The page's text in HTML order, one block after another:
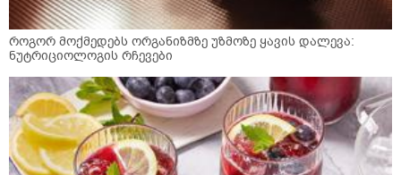
როგორ მოქმედებს ორგანიზმზე უზმოზე ყავის დალევა:
ნუტრიციოლოგის რჩევები